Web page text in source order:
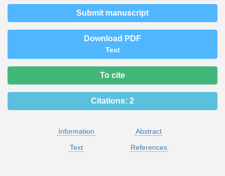
Submit manuscript
Download PDF
Text
To cite
Citations: 2
Information
Abstract
Text
References